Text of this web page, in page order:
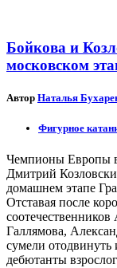
Бойкова и
московском
Автор Наталья
Фигурное
Чемпионы Европы
Дмитрий
домашнем этапе
Отставая после
Галлямова,
сумели отодвинуть
дебютанты